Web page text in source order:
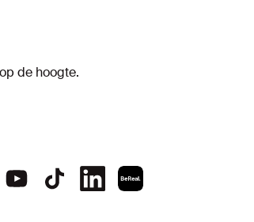
de hoogte.